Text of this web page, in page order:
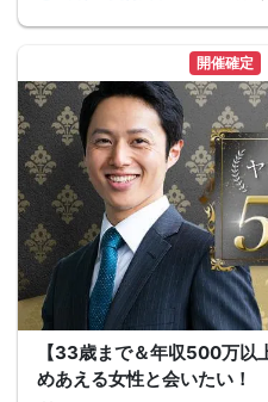
開催確定
【33歳まで＆年収500万以
めあえる女性と会いたい！